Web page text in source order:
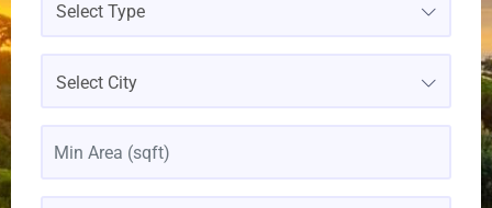
Select Type
Select City